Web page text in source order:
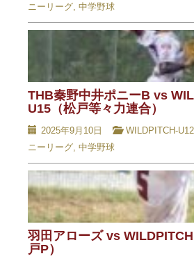
ニーリーグ, 中学野球
THB秦野中井ポニーB vs
U15（松戸等々力連合）
2025年9月10日 WILDPITCH-U12
ニーリーグ, 中学野球
羽田アローズ vs
戸P）